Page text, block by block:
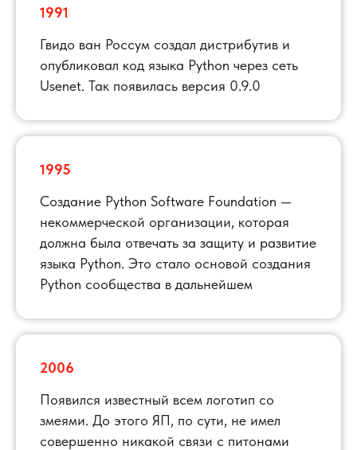
1991
Гвидо ван Россум создал дистрибутив и
опубликовал код языка Python через сеть
Usenet. Так появилась версия 0.9.0
1995
Создание Python Software Foundation —
некоммерческой организации, которая
должна была отвечать за защиту и развитие
языка Python. Это стало основой создания
Python сообщества в дальнейшем
2006
Появился известный всем логотип со
змеями. До этого ЯП, по сути, не имел
совершенно никакой связи с питонами